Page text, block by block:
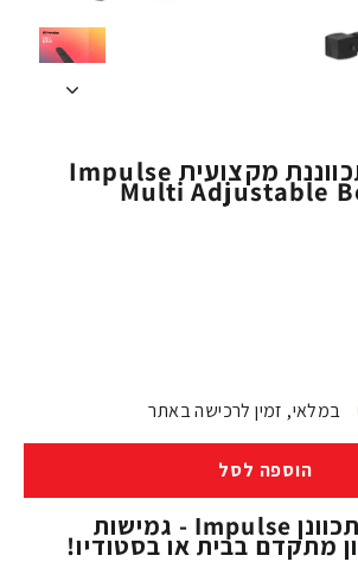
ספת כושר מתכווננת מקצועית Impulse
Multi Adjustable
במלאי, זמין לרכישה באתר
הוספה לסל
ספסל כושר מתכוונן Impulse - גמישות
מתקדם בבית או בסטודיו!